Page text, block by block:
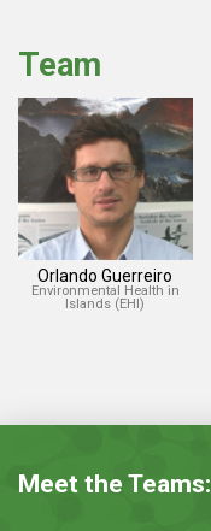
Team
Orlando Guerreiro
Environmental Health in
Islands (EHI)
Meet the Teams: